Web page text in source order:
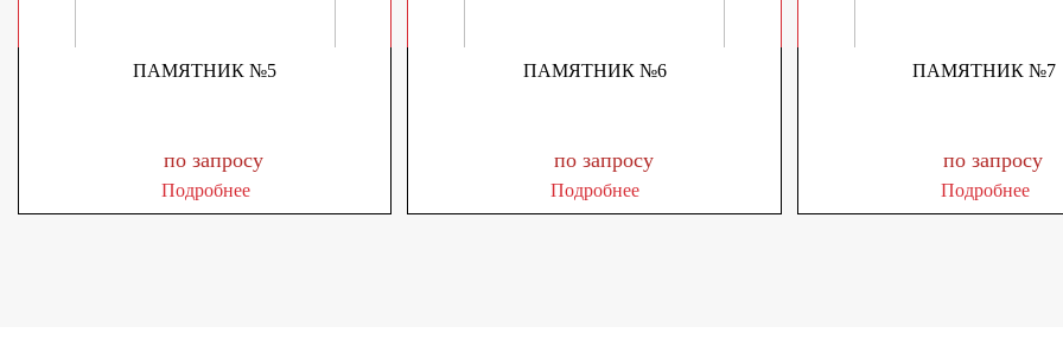
ПАМЯТНИК №5
по запросу
Подробнее
ПАМЯТНИК №6
по запросу
Подробнее
ПАМЯТНИК №7
по запросу
Подробнее